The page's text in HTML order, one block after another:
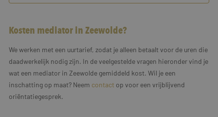
Kosten mediator in Zeewolde?
We werken met een uurtarief, zodat je alleen betaalt voor de uren die
daadwerkelijk nodig zijn. In de veelgestelde vragen hieronder vind je
wat een mediator in Zeewolde gemiddeld kost. Wil je een
inschatting op maat? Neem contact op voor een vrijblijvend
oriëntatiegesprek.